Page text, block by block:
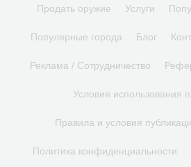
Продать оружие Услуги
Популярные города Блог
Реклама / Сотрудничество
Условия использования
Правила и условия
Политика конфиденциальности